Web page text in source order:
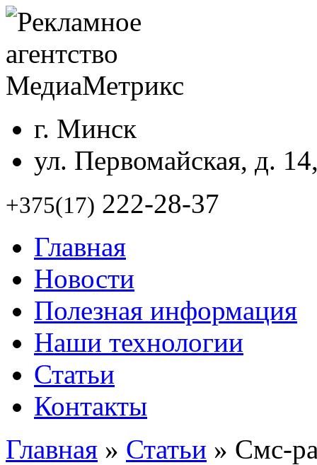
г. Минск
ул. Первомайская, д.
+375(17) 222-28-37
Главная
Новости
Полезная информация
Наши технологии
Статьи
Контакты
Главная » Статьи » Смс-